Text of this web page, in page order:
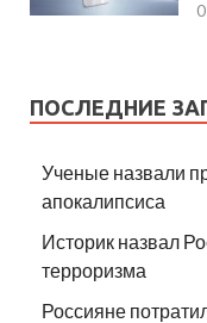
ПОСЛЕДНИЕ
Ученые назвали
апокалипсиса
Историк назвал
терроризма
Россияне